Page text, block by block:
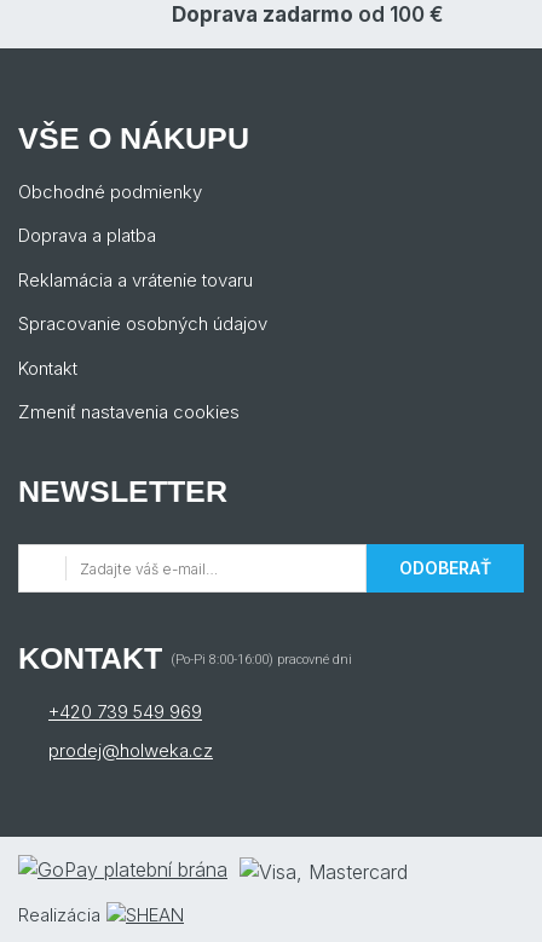
Doprava zadarmo od 100 €
VŠE O NÁKUPU
Obchodné podmienky
Doprava a platba
Reklamácia a vrátenie tovaru
Spracovanie osobných údajov
Kontakt
Zmeniť nastavenia cookies
NEWSLETTER
ODOBERAŤ
KONTAKT (Po-Pi 8:00-16:00) pracovné dni
+420 739 549 969
prodej@holweka.cz
Realizácia